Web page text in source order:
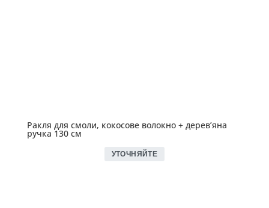
Ракля для смоли, кокосове волокно + дерев’яна
ручка 130 см
УТОЧНЯЙТЕ